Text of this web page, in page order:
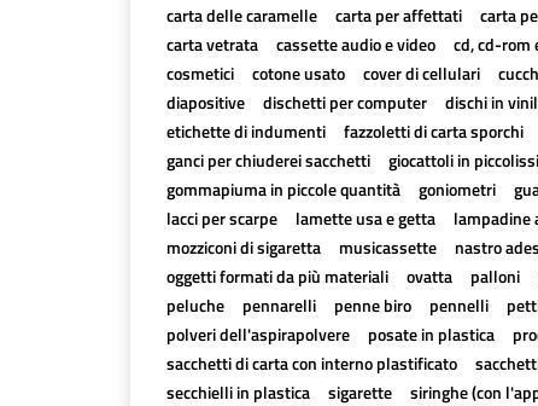
carta delle caramelle
carta per affettati carta
carta vetrata
cassette audio e video cd, cd-rom
cosmetici
cotone usato cover di cellulari
diapositive
dischetti per computer dischi in
etichette di indumenti
fazzoletti di carta sporchi
ganci per chiuderei sacchetti
giocattoli in
gommapiuma in piccole quantità
goniometri
lacci per scarpe
lamette usa e getta lampadine
mozziconi di sigaretta
musicassette nastro
oggetti formati da più materiali
ovatta palloni
peluche
pennarelli penne biro pennelli
polveri dell'aspirapolvere
posate in plastica
sacchetti di carta con interno plastificato
secchielli in plastica
sigarette siringhe (con